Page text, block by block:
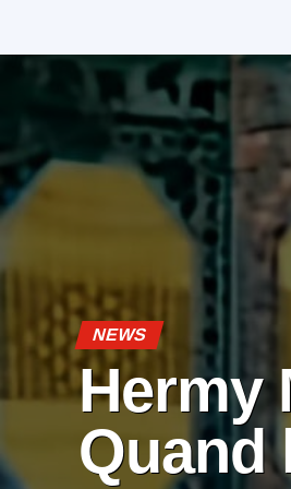
NEWS
Hermy
Quand